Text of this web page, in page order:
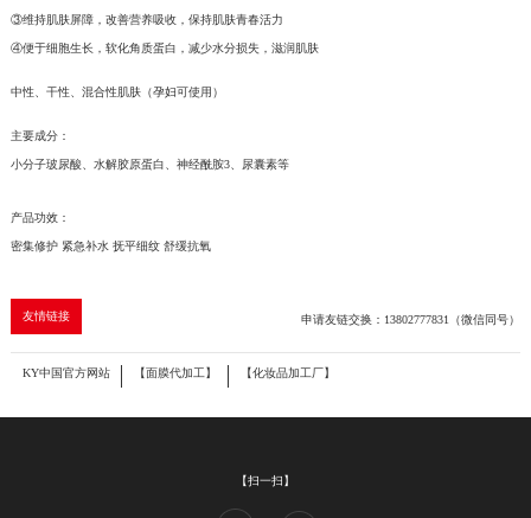
③维持肌肤屏障，改善营养吸收，保持肌肤青春活力
④便于细胞生长，软化角质蛋白，减少水分损失，滋润肌肤
中性、干性、混合性肌肤（孕妇可使用）
主要成分：
小分子玻尿酸、水解胶原蛋白、神经酰胺3、尿囊素等
产品功效：
密集修护 紧急补水 抚平细纹 舒缓抗氧
友情链接 申请友链交换：13802777831（微信同号）
KY中国官方网站 【面膜代加工】 【化妆品加工厂】
【扫一扫】